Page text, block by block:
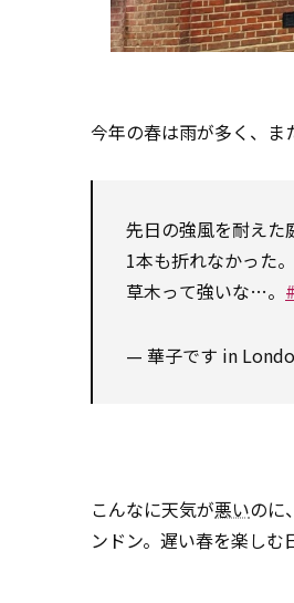
今年の春は雨が多く、ま
先日の強風を耐えた
1本も折れなかった。
草木って強いな…。
— 華子です in
こんなに天気が悪いのに
ンドン。遅い春を楽しむ